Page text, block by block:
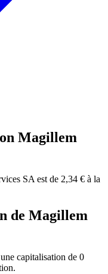
Magillem
SA est de 2,34 € à la
de Magillem
capitalisation de 0